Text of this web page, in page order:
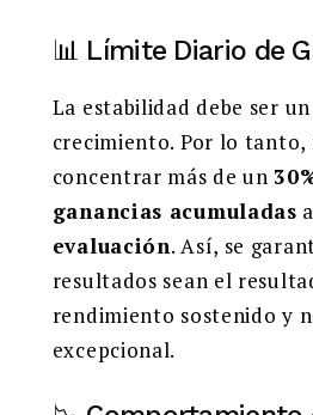
📊 Límite Diario de
La estabilidad debe ser
crecimiento. Por lo
concentrar más de un
ganancias acumuladas
evaluación. Así, se
resultados sean el
rendimiento sostenido y
excepcional.